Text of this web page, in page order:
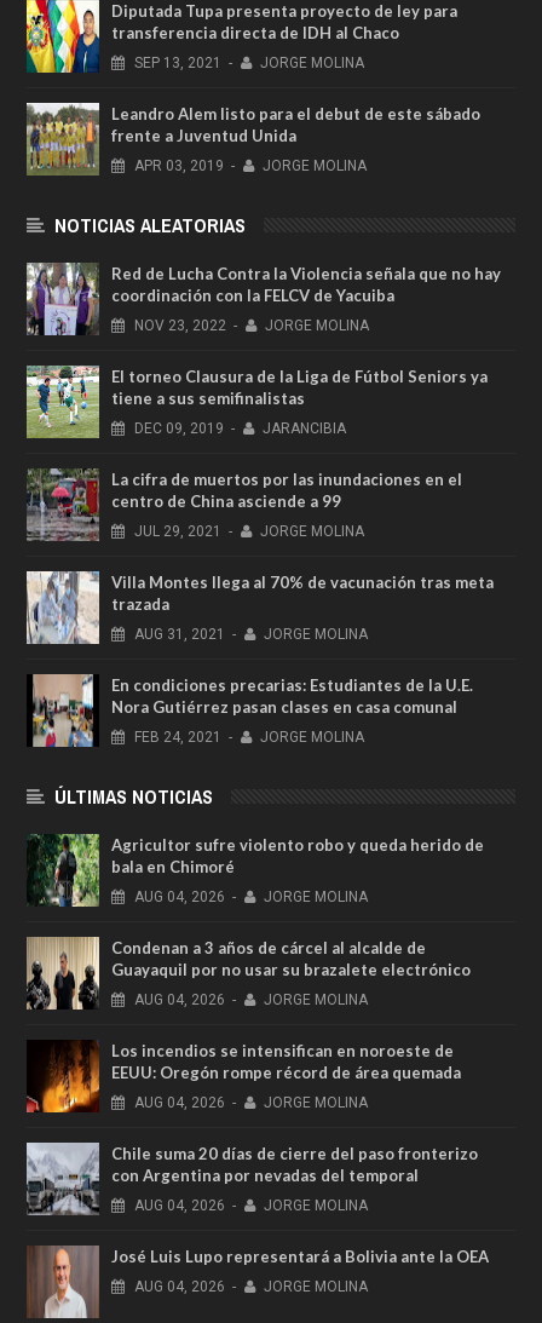
Diputada Tupa presenta proyecto de ley para
transferencia directa de IDH al Chaco
SEP 13, 2021 - JORGE MOLINA
Leandro Alem listo para el debut de este sábado
frente a Juventud Unida
APR 03, 2019 - JORGE MOLINA
NOTICIAS ALEATORIAS
Red de Lucha Contra la Violencia señala que no hay
coordinación con la FELCV de Yacuiba
NOV 23, 2022 - JORGE MOLINA
El torneo Clausura de la Liga de Fútbol Seniors ya
tiene a sus semifinalistas
DEC 09, 2019 - JARANCIBIA
La cifra de muertos por las inundaciones en el
centro de China asciende a 99
JUL 29, 2021 - JORGE MOLINA
Villa Montes llega al 70% de vacunación tras meta
trazada
AUG 31, 2021 - JORGE MOLINA
En condiciones precarias: Estudiantes de la U.E.
Nora Gutiérrez pasan clases en casa comunal
FEB 24, 2021 - JORGE MOLINA
ÚLTIMAS NOTICIAS
Agricultor sufre violento robo y queda herido de
bala en Chimoré
AUG 04, 2026 - JORGE MOLINA
Condenan a 3 años de cárcel al alcalde de
Guayaquil por no usar su brazalete electrónico
AUG 04, 2026 - JORGE MOLINA
Los incendios se intensifican en noroeste de
EEUU: Oregón rompe récord de área quemada
AUG 04, 2026 - JORGE MOLINA
Chile suma 20 días de cierre del paso fronterizo
con Argentina por nevadas del temporal
AUG 04, 2026 - JORGE MOLINA
José Luis Lupo representará a Bolivia ante la OEA
AUG 04, 2026 - JORGE MOLINA